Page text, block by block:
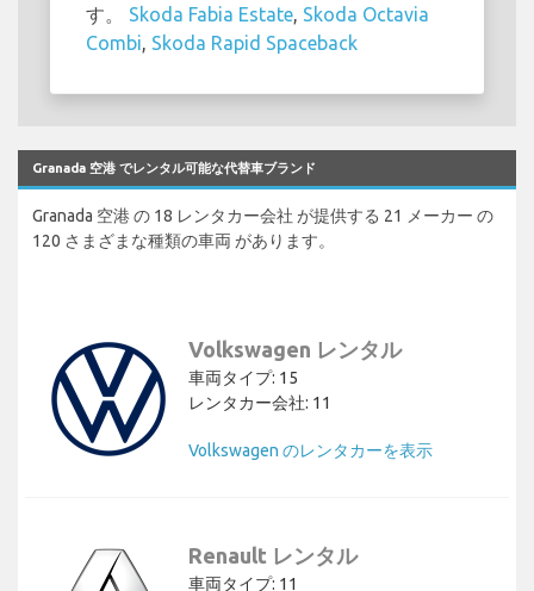
す。 Skoda Fabia Estate Skoda Octavia
Combi Skoda Rapid Spaceback
Granada 空港 でレンタル可能な代替車ブランド
Granada 空港 の 18 レンタカー会社 が提供する 21 メーカー の
120 さまざまな種類の車両 があります。
Volkswagen レンタル
車両タイプ: 15
レンタカー会社: 11
Volkswagen のレンタカーを表示
Renault レンタル
車両タイプ: 11